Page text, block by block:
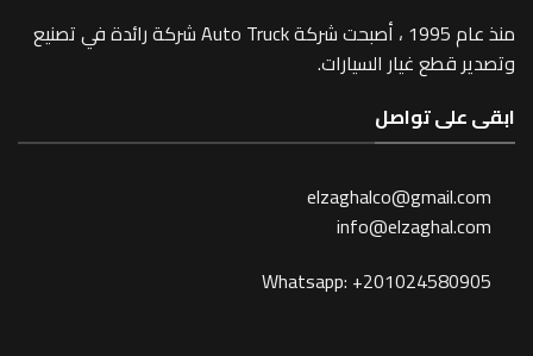
منذ عام 1995 ، أصبحت شركة Auto Truck شركة رائدة في تصنيع
غيار السيارات.
تواصل
Whatsapp: